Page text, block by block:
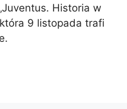
Historia w
9 listopada trafi